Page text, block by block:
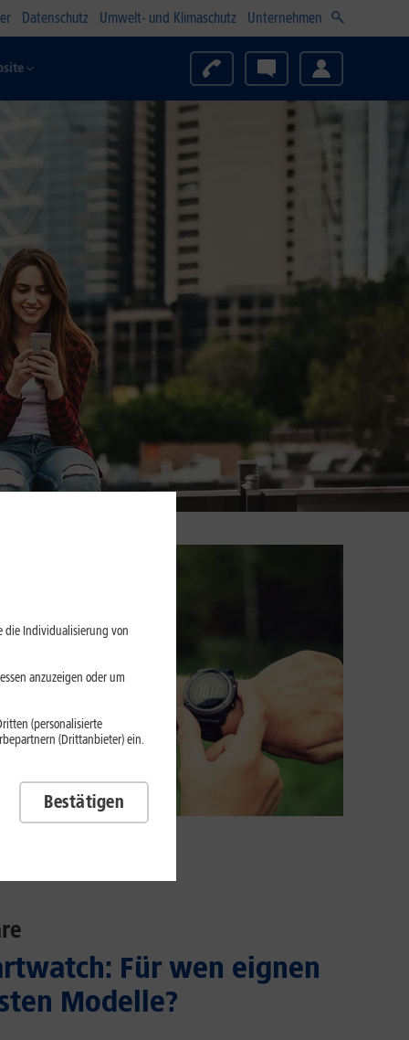
Datenschutz Umwelt- und Klimaschutz Unternehmen
Für wen eignen
Modelle?
die Individualisierung von
anzuzeigen oder um
(personalisierte
(Drittanbieter) ein.
Bestätigen